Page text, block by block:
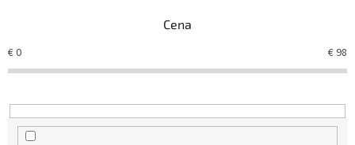
e
d
Cena
€0 €98